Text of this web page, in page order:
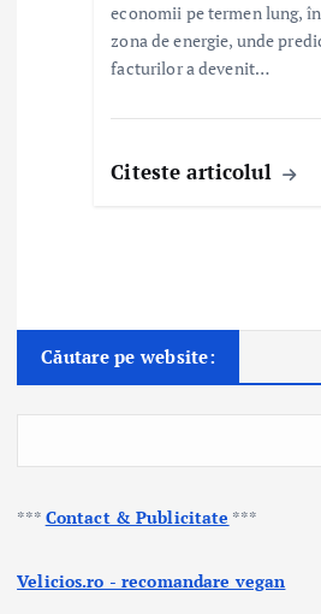
economii pe termen lung,
zona de energie, unde
facturilor a devenit…
Citeste articolul
Căutare pe website:
*** Contact & Publicitate ***
Velicios.ro - recomandare vegan